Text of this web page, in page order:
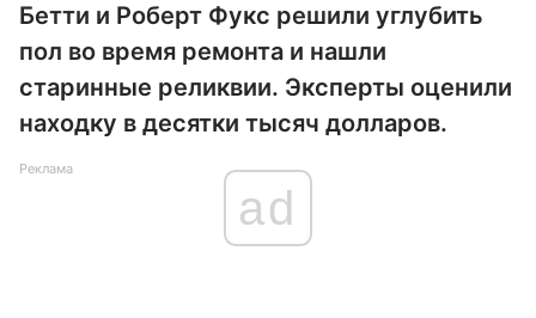
Бетти и Роберт Фукс решили углубить
пол во время ремонта и нашли
старинные реликвии. Эксперты оценили
находку в десятки тысяч долларов.
Реклама
ad